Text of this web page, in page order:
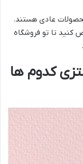
محصولات عادی هستند.
کنید تا تو فروشگاه
کدوم ها